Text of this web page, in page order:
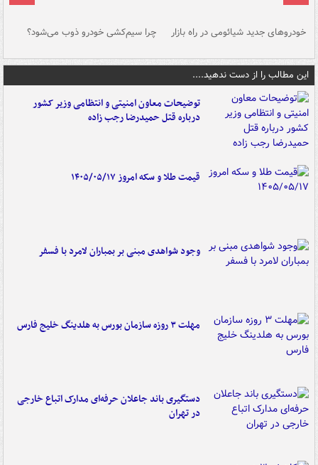
خودروهای جدید شیائومی در راه بازار چرا سیم‌کشی خودرو ذوب می‌شود؟
این مطالب را از دست ندهید....
توضیحات معاون امنیتی و انتظامی وزیر کشور
درباره قتل حمیدرضا رجب زاده
قیمت طلا و سکه امروز ۱۴۰۵/۰۵/۱۷
وجود شواهدی مبنی بر بمباران لامرد با فسفر
مهلت ۳ روزه سازمان بورس به هلدینگ خلیج فارس
دستگیری باند جاعلان حرفه‌ای مدارک اتباع خارجی
در تهران